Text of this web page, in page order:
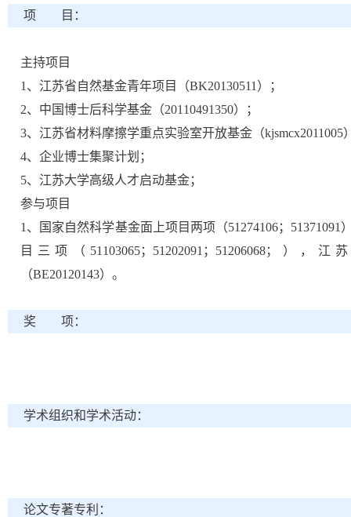
项 目：
主持项目
1、江苏省自然基金青年项目（BK20130511）；
2、中国博士后科学基金（20110491350）；
3、江苏省材料摩擦学重点实验室开放基金（kjsmcx2011005
4、企业博士集聚计划；
5、江苏大学高级人才启动基金；
参与项目
1、国家自然科学基金面上项目两项（51274106；
目三项（51103065；51202091；51206068；）
（BE20120143）。
奖 项：
学术组织和学术活动：
论文专著专利：